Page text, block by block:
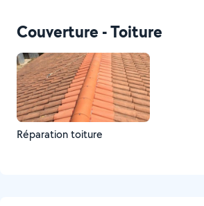
Couverture - Toiture
Réparation toiture